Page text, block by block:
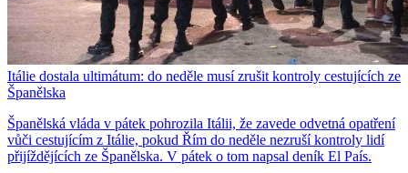
Itálie dostala ultimátum: do neděle musí zrušit kontroly cestujících ze
Španělska
Španělská vláda v pátek pohrozila Itálii, že zavede odvetná opatření
vůči cestujícím z Itálie, pokud Řím do neděle nezruší kontroly lidí
přijíždějících ze Španělska. V pátek o tom napsal deník El País.